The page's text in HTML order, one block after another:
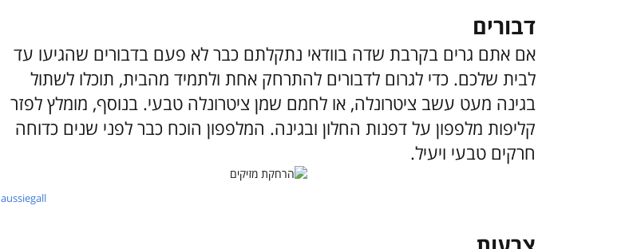
דבורים
אם אתם גרים בקרבת שדה בוודאי נתקלתם כבר לא פעם בדבורים שהגיעו עד
לבית שלכם. כדי לגרום לדבורים להתרחק אחת ולתמיד מהבית, תוכלו לשתול
בגינה מעט עשב ציטרונלה, או לחמם שמן ציטרונלה טבעי. בנוסף, מומלץ לפזר
קליפות מלפפון על דפנות החלון ובגינה. המלפפון הוכח כבר לפני שנים כדוחה
חרקים טבעי ויעיל.
aussiegall